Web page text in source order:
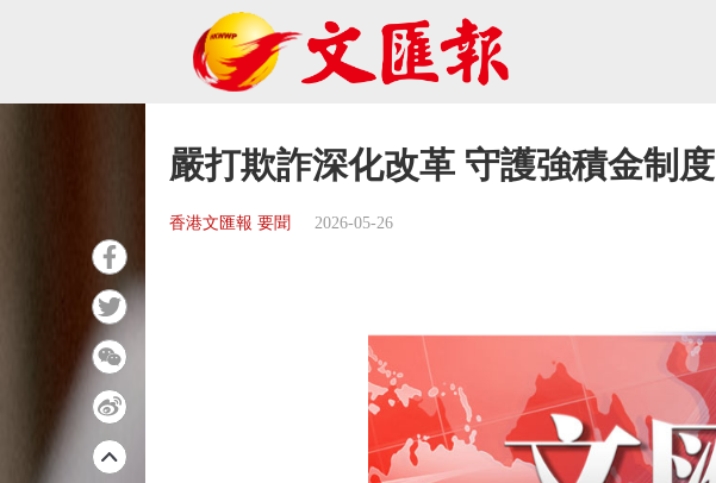
嚴打欺詐深化改革 守護強積金制度
香港文匯報 要聞 2026-05-26